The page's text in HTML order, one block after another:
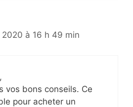
à 16 h 49 min
vos bons conseils. Ce
pour acheter un